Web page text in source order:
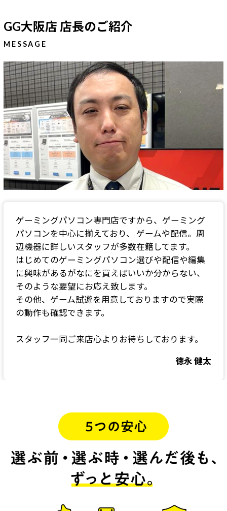
GG大阪店 店長のご紹介
MESSAGE
ゲーミングパソコン専門店ですから、ゲーミング
パソコンを中心に揃えており、 ゲームや配信。周
辺機器に詳しいスタッフが多数在籍してます。
はじめてのゲーミングパソコン選びや配信や編集
に興味があるがなにを買えばいいか分からない、
そのような要望にお応え致します。
その他、ゲーム試遊を用意しておりますので実際
の動作も確認できます。
スタッフ一同ご来店心よりお待ちしております。
徳永 健太